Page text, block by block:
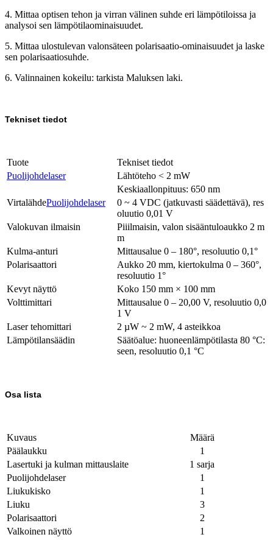
4. Mittaa optisen tehon ja virran välinen suhde eri lämpötiloissa ja
analysoi sen lämpötilaominaisuudet.
5. Mittaa ulostulevan valonsäteen polarisaatio-ominaisuudet ja laske
sen polarisaatiosuhde.
6. Valinnainen kokeilu: tarkista Maluksen laki.
Tekniset tiedot
Tuote
Tekniset tiedot
Puolijohdelaser
Lähtöteho < 2 mW
Keskiaallonpituus: 650 nm
VirtalähdePuolijohdelaser
0 ~ 4 VDC (jatkuvasti säädettävä), res
oluutio 0,01 V
Valokuvan ilmaisin
Piiilmaisin, valon sisääntuloaukko 2 m
m
Kulma-anturi
Mittausalue 0 – 180°, resoluutio 0,1°
Polarisaattori
Aukko 20 mm, kiertokulma 0 – 360°,
resoluutio 1°
Kevyt näyttö
Koko 150 mm × 100 mm
Volttimittari
Mittausalue 0 – 20,00 V, resoluutio 0,0
1 V
Laser tehomittari
2 µW ~ 2 mW, 4 asteikkoa
Lämpötilansäädin
Säätöalue: huoneenlämpötilasta 80 °C:
seen, resoluutio 0,1 °C
Osa lista
Kuvaus
Määrä
Päälaukku
1
Lasertuki ja kulman mittauslaite
1 sarja
Puolijohdelaser
1
Liukukisko
1
Liuku
3
Polarisaattori
2
Valkoinen näyttö
1